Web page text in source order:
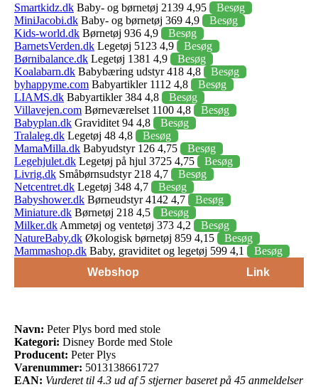
Smartkidz.dk Baby- og børnetøj 2139 4,95
Besøg
MiniJacobi.dk Baby- og børnetøj 369 4,9
Besøg
Kids-world.dk Børnetøj 936 4,9
Besøg
BarnetsVerden.dk Legetøj 5123 4,9
Besøg
Børnibalance.dk Legetøj 1381 4,9
Besøg
Koalabarn.dk Babybæring udstyr 418 4,8
Besøg
byhappyme.com Babyartikler 1112 4,8
Besøg
LIAMS.dk Babyartikler 384 4,8
Besøg
Villavejen.com Børneværelset 1100 4,8
Besøg
Babyplan.dk Graviditet 94 4,8
Besøg
Tralaleg.dk Legetøj 48 4,8
Besøg
MamaMilla.dk Babyudstyr 126 4,75
Besøg
Legehjulet.dk Legetøj på hjul 3725 4,75
Besøg
Livrig.dk Småbørnsudstyr 218 4,7
Besøg
Netcentret.dk Legetøj 348 4,7
Besøg
Babyshower.dk Børneudstyr 4142 4,7
Besøg
Miniature.dk Børnetøj 218 4,5
Besøg
Milker.dk Ammetøj og ventetøj 373 4,2
Besøg
NatureBaby.dk Økologisk børnetøj 859 4,15
Besøg
Mammashop.dk Baby, graviditet og legetøj 599 4,1
Besøg
Webshop
Link
Navn: Peter Plys bord med stole
Kategori: Disney Borde med Stole
Producent: Peter Plys
Varenummer: 5013138661727
EAN: Vurderet til 4.3 ud af 5 stjerner baseret på 45 anmeldelser